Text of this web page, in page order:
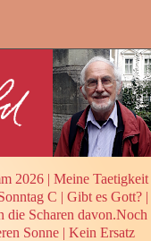
2026 | Meine Taetigkeit
C | Gibt es Gott? |
die Scharen davon.Noch
Sonne | Kein Ersatz